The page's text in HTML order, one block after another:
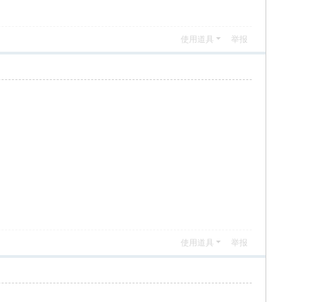
使用道具 举报
使用道具 举报